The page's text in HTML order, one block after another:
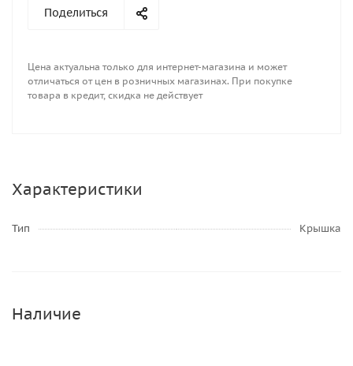
Поделиться
Цена актуальна только для интернет-магазина и может
отличаться от цен в розничных магазинах. При покупке
товара в кредит, скидка не действует
Характеристики
Тип Крышка
Наличие